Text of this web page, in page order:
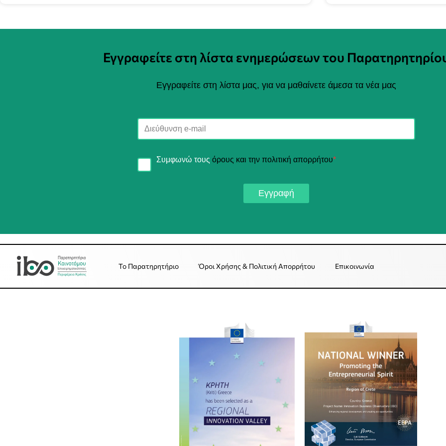
Εγγραφείτε στη λίστα ενημερώσεων του
Εγγραφείτε στη λίστα μας, για να μαθαίνετε άμεσα τα νέα μας
Συμφωνώ τουςόρους και την πολιτική απορρήτου*
Εγγραφή
Το Παρατηρητήριο Όροι Χρήσης & Πολιτική Απορρήτου Επικοινωνία